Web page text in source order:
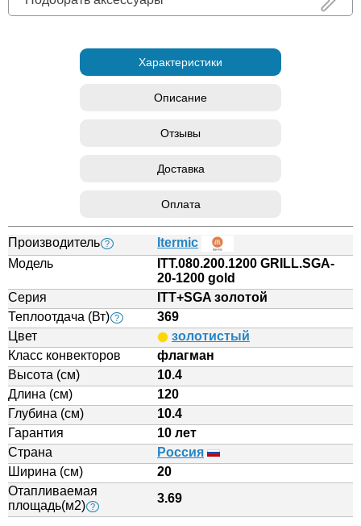
Характеристики
Описание
Отзывы
Доставка
Оплата
Производитель ?
Itermic
Модель
ITT.080.200.1200 GRILL.SGA-
20-1200 gold
Серия
ITT+SGA золотой
Теплоотдача (Вт) ?
369
Цвет
золотистый
Класс конвекторов
флагман
Высота (см)
10.4
Длина (см)
120
Глубина (см)
10.4
Гарантия
10 лет
Страна
Россия
Ширина (см)
20
Отапливаемая
площадь(м2) ?
3.69